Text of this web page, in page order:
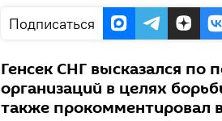
Подписаться
Генсек СНГ высказался по
организаций в целях
также прокомментировал